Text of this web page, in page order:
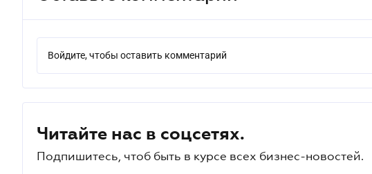
Войдите, чтобы оставить комментарий
Читайте нас в соцсетях.
Подпишитесь, чтоб быть в курсе всех бизнес-новостей.